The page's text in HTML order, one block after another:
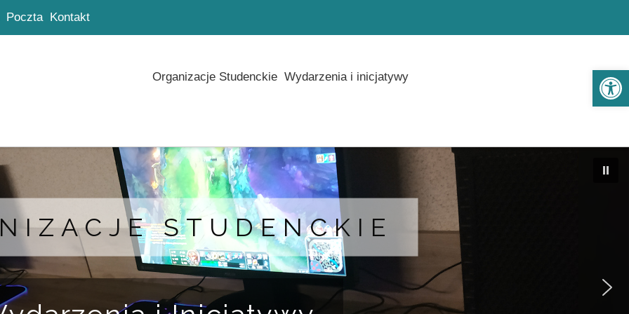
Poczta Kontakt
Organizacje Studenckie Wydarzenia i inicjatywy
STUDENCKIE